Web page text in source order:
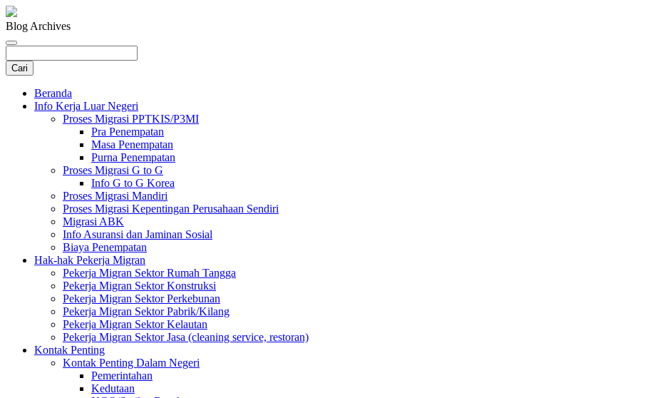
Blog Archives
Beranda
Info Kerja Luar Negeri
Proses Migrasi PPTKIS/P3MI
Pra Penempatan
Masa Penempatan
Purna Penempatan
Proses Migrasi G to G
Info G to G Korea
Proses Migrasi Mandiri
Proses Migrasi Kepentingan Perusahaan Sendiri
Migrasi ABK
Info Asuransi dan Jaminan Sosial
Biaya Penempatan
Hak-hak Pekerja Migran
Pekerja Migran Sektor Rumah Tangga
Pekerja Migran Sektor Konstruksi
Pekerja Migran Sektor Perkebunan
Pekerja Migran Sektor Pabrik/Kilang
Pekerja Migran Sektor Kelautan
Pekerja Migran Sektor Jasa (cleaning service, restoran)
Kontak Penting
Kontak Penting Dalam Negeri
Pemerintahan
Kedutaan